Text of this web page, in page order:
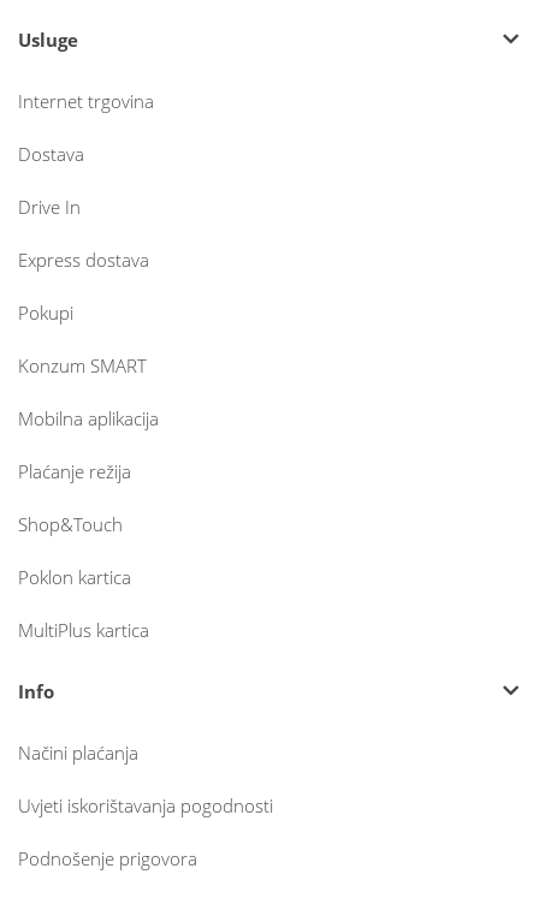
Usluge
Internet trgovina
Dostava
Drive In
Express dostava
Pokupi
Konzum SMART
Mobilna aplikacija
Plaćanje režija
Shop&Touch
Poklon kartica
MultiPlus kartica
Info
Načini plaćanja
Uvjeti iskorištavanja pogodnosti
Podnošenje prigovora